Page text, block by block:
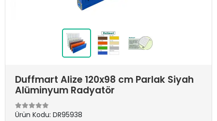
Duffmart Alize 120x98 cm Parlak Siyah
Alüminyum Radyatör
Ürün Kodu: DR95938